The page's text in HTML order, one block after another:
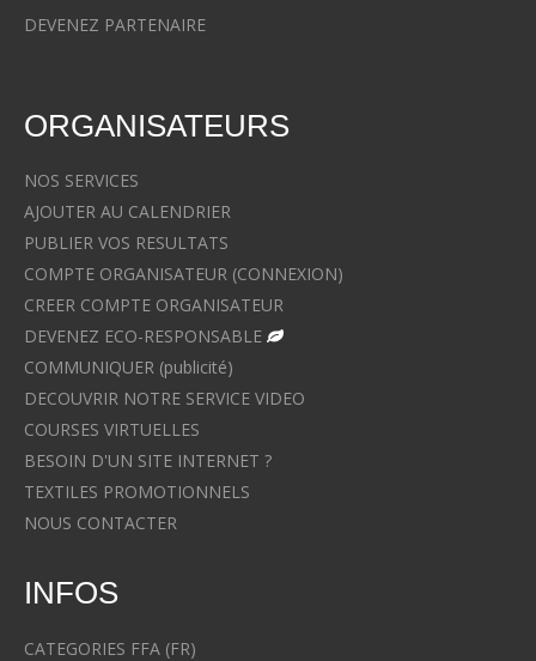
DEVENEZ PARTENAIRE
ORGANISATEURS
NOS SERVICES
AJOUTER AU CALENDRIER
PUBLIER VOS RESULTATS
COMPTE ORGANISATEUR (CONNEXION)
CREER COMPTE ORGANISATEUR
DEVENEZ ECO-RESPONSABLE
COMMUNIQUER (publicité)
DECOUVRIR NOTRE SERVICE VIDEO
COURSES VIRTUELLES
BESOIN D'UN SITE INTERNET ?
TEXTILES PROMOTIONNELS
NOUS CONTACTER
INFOS
CATEGORIES FFA (FR)